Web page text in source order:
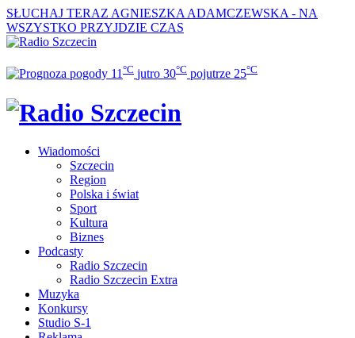
SŁUCHAJ TERAZ AGNIESZKA ADAMCZEWSKA - NA
WSZYSTKO PRZYJDZIE CZAS
11 °C jutro 30°C pojutrze 25°C
Wiadomości
Szczecin
Region
Polska i świat
Sport
Kultura
Biznes
Podcasty
Radio Szczecin
Radio Szczecin Extra
Muzyka
Konkursy
Studio S-1